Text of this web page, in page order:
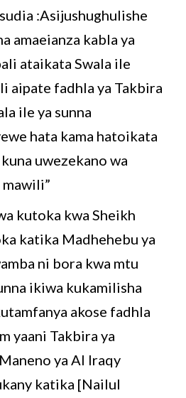
:Asijushughulishe
amaeianza kabla ya
ataikata Swala ile
aipate fadhla ya Takbira
ile ya sunna
hata kama hatoikata
uwezekano wa
kutoka kwa Sheikh
katika Madhehebu ya
ni bora kwa mtu
ikiwa kukamilisha
akose fadhla
yaani Takbira ya
ya Al Iraqy
katika [Nailul